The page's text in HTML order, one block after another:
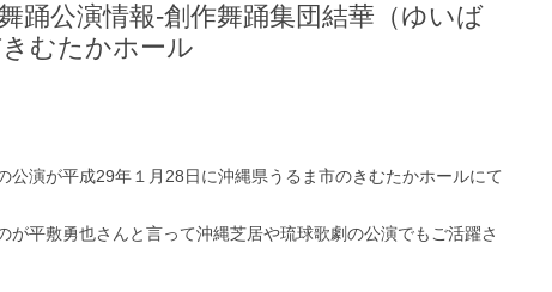
公演情報‐創作舞踊集団結華（ゆいば
むたかホール
公演が平成29年１月28日に沖縄県うるま市のきむたかホールにて
が平敷勇也さんと言って沖縄芝居や琉球歌劇の公演でもご活躍さ